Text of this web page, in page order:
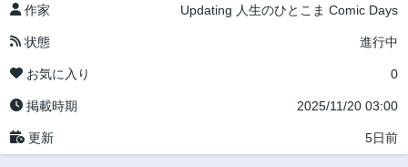
作家 Updating 人生のひとこま Comic Days
状態 進行中
お気に入り 0
掲載時期 2025/11/20 03:00
更新 5日前